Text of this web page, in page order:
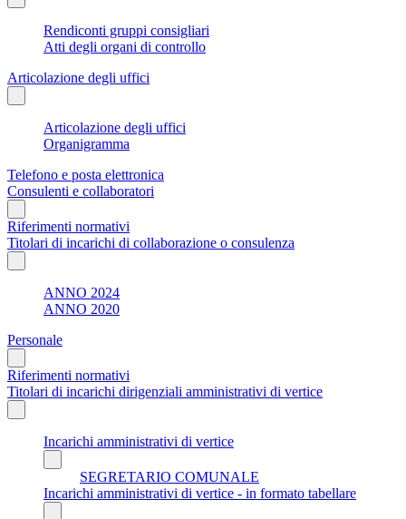
Rendiconti gruppi consigliari
Atti degli organi di controllo
Articolazione degli uffici
Articolazione degli uffici
Organigramma
Telefono e posta elettronica
Consulenti e collaboratori
Riferimenti normativi
Titolari di incarichi di collaborazione o consulenza
ANNO 2024
ANNO 2020
Personale
Riferimenti normativi
Titolari di incarichi dirigenziali amministrativi di vertice
Incarichi amministrativi di vertice
SEGRETARIO COMUNALE
Incarichi amministrativi di vertice - in formato tabellare